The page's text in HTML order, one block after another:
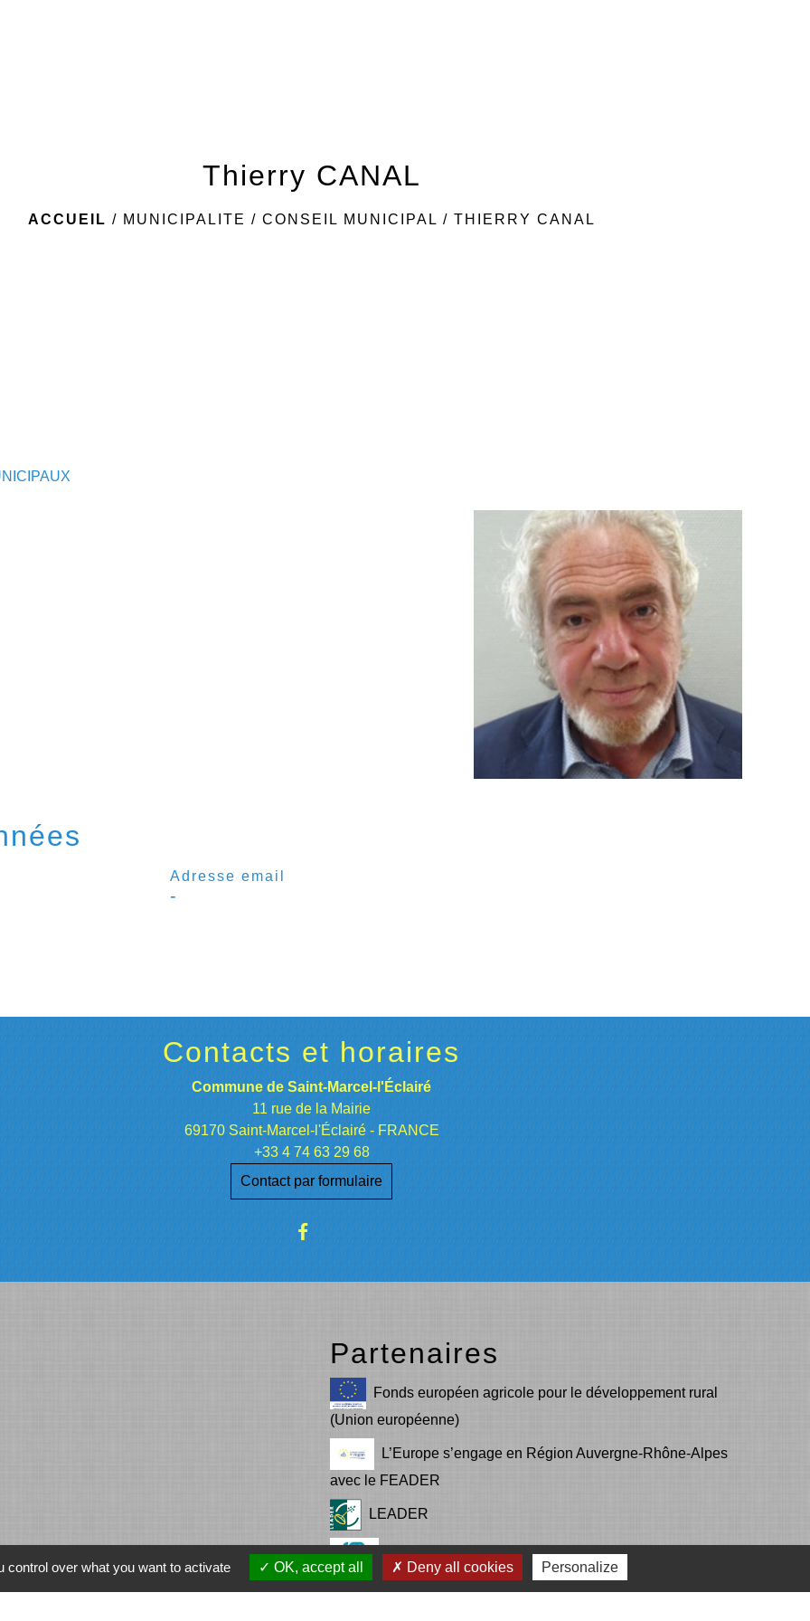
Thierry CANAL
ACCUEIL / MUNICIPALITE / CONSEIL MUNICIPAL / THIERRY CANAL
Adresse email
-
Contacts et horaires
Commune de Saint-Marcel-l'Éclairé
11 rue de la Mairie
69170 Saint-Marcel-l'Éclairé - FRANCE
+33 4 74 63 29 68
Contact par formulaire
Partenaires
Fonds européen agricole pour le développement rural
(Union européenne)
L’Europe s’engage en Région Auvergne-Rhône-Alpes
avec le FEADER
LEADER
Communauté d'agglomération de l'Ouest Rhodanien
(COR)
over what you want to activate OK, accept all Deny all cookies Personalize